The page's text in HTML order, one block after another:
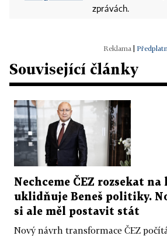
zprávách.
Související články
Nechceme ČEZ rozsekat na
uklidňuje Beneš politiky.
si ale měl postavit stát
Nový návrh transformace ČEZ